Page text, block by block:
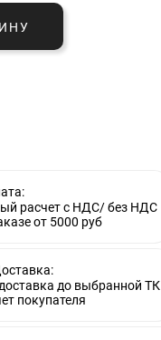
расчет с НДС/ без НДС
от 5000 руб
до выбранной ТК
покупателя